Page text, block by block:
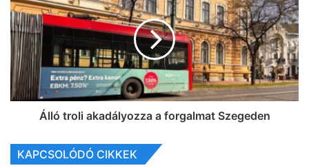
Álló troli akadályozza a forgalmat Szegeden
KAPCSOLÓDÓ CIKKEK